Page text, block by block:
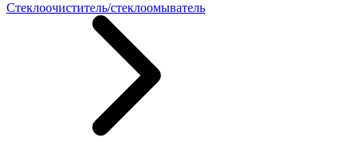
Стеклоочиститель/стеклоомыватель